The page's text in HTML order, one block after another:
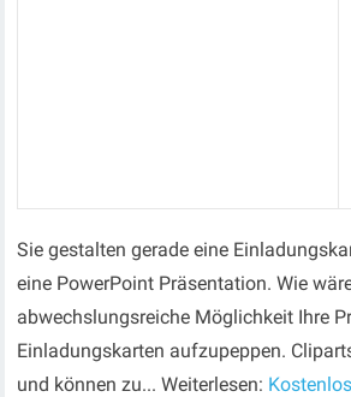
Sie gestalten gerade eine
eine PowerPoint Präsentation. Wie
abwechslungsreiche Möglichkeit Ihre
Einladungskarten aufzupeppen.
und können zu... Weiterlesen: